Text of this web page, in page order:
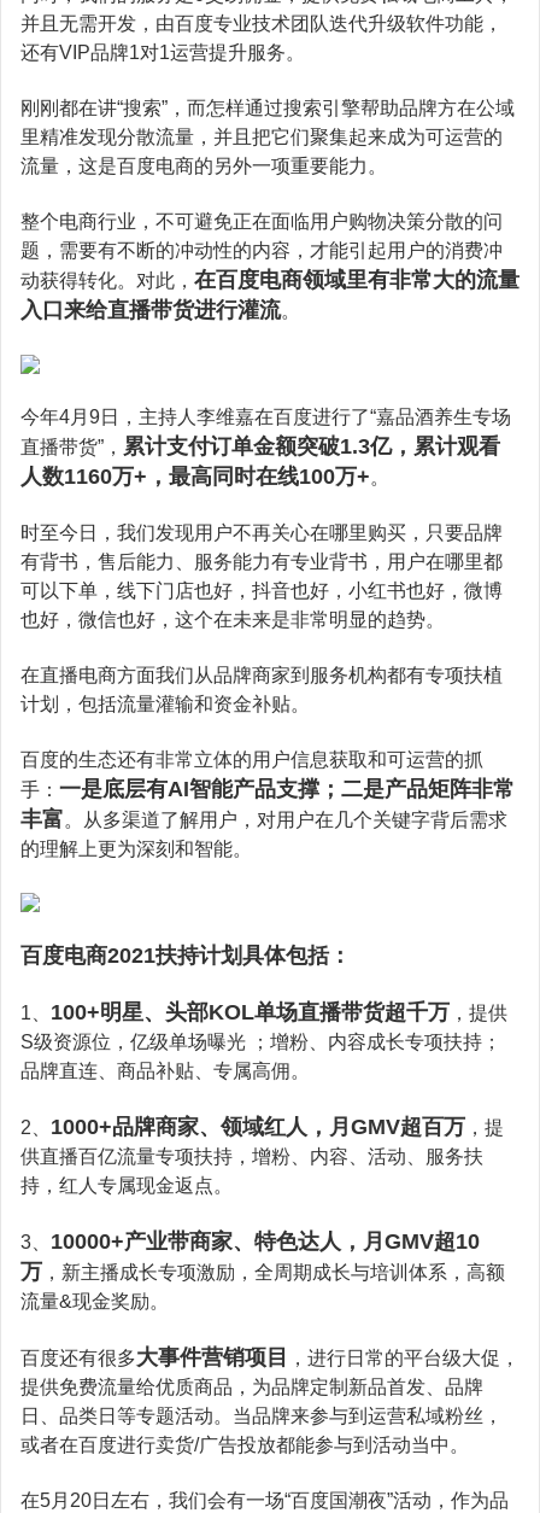
并且无需开发，由百度专业技术团队迭代升级软件功能，
还有VIP品牌1对1运营提升服务。
刚刚都在讲“搜索”，而怎样通过搜索引擎帮助品牌方在公域
里精准发现分散流量，并且把它们聚集起来成为可运营的
流量，这是百度电商的另外一项重要能力。
整个电商行业，不可避免正在面临用户购物决策分散的问
题，需要有不断的冲动性的内容，才能引起用户的消费冲
动获得转化。对此， 在百度电商领域里有非常大的流量
入口来给直播带货进行灌流。
今年4月9日，主持人李维嘉在百度进行了“嘉品酒养生专场
直播带货”， 累计支付订单金额突破1.3亿，累计观看
人数1160万+，最高同时在线100万+。
时至今日，我们发现用户不再关心在哪里购买，只要品牌
有背书，售后能力、服务能力有专业背书，用户在哪里都
可以下单，线下门店也好，抖音也好，小红书也好，微博
也好，微信也好，这个在未来是非常明显的趋势。
在直播电商方面我们从品牌商家到服务机构都有专项扶植
计划，包括流量灌输和资金补贴。
百度的生态还有非常立体的用户信息获取和可运营的抓
手： 一是底层有AI智能产品支撑；二是产品矩阵非常
丰富。从多渠道了解用户，对用户在几个关键字背后需求
的理解上更为深刻和智能。
百度电商2021扶持计划具体包括：
1、 100+明星、头部KOL单场直播带货超千万 ，提供
S级资源位，亿级单场曝光 ；增粉、内容成长专项扶持；
品牌直连、商品补贴、专属高佣。
2、 1000+品牌商家、领域红人，月GMV超百万 ，提
供直播百亿流量专项扶持，增粉、内容、活动、服务扶
持，红人专属现金返点。
3、 10000+产业带商家、特色达人 ，月GMV超10
万 ，新主播成长专项激励，全周期成长与培训体系，高额
流量&现金奖励。
百度还有很多大事件营销项目
，进行日常的平台级大促，
提供免费流量给优质商品，为品牌定制新品首发、品牌
日、品类日等专题活动。当品牌来参与到运营私域粉丝，
或者在百度进行卖货/广告投放都能参与到活动当中。
在5月20日左右，我们会有一场“百度国潮夜”活动，作为品